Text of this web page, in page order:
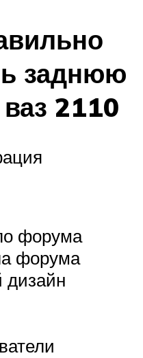
заднюю
2110
форума
форума